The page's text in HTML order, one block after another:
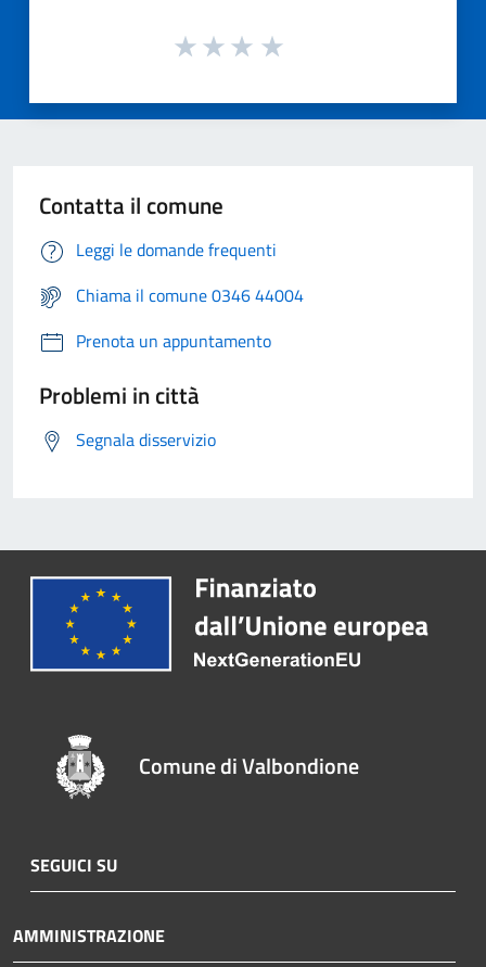
Contatta il comune
Leggi le domande frequenti
Chiama il comune 0346 44004
Prenota un appuntamento
Problemi in città
Segnala disservizio
Comune di Valbondione
SEGUICI SU
AMMINISTRAZIONE